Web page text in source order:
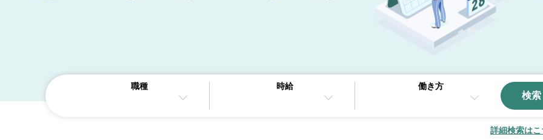
職種 時給 働き方
検索
詳細検索は